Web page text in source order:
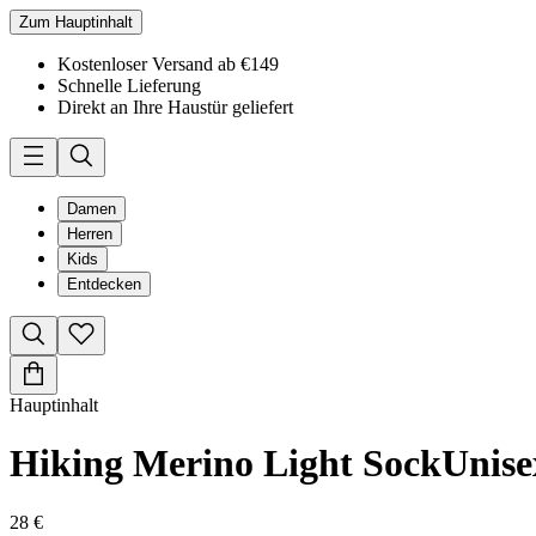
Zum Hauptinhalt
Kostenloser Versand ab €149
Schnelle Lieferung
Direkt an Ihre Haustür geliefert
Damen
Herren
Kids
Entdecken
Hauptinhalt
Hiking Merino Light Sock
28 €